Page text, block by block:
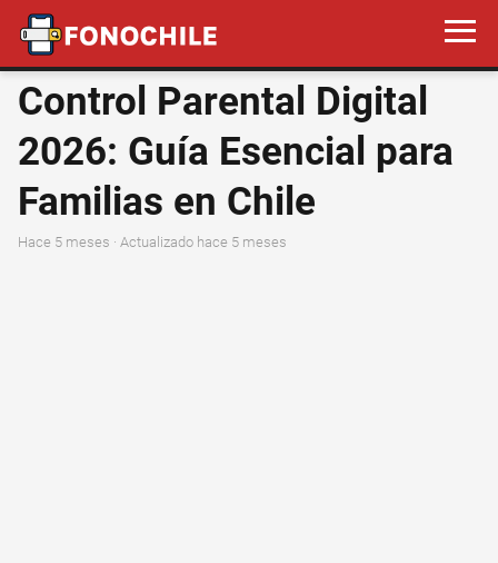
Control Parental Digital
2026: Guía Esencial para
Familias en Chile
hace 5 meses · Actualizado hace 5 meses